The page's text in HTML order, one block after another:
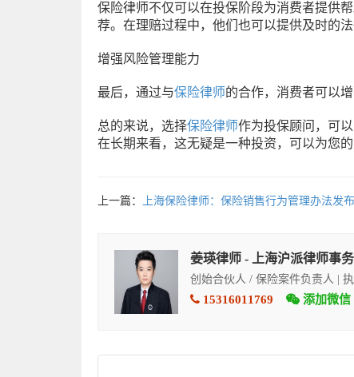
保险律师不仅可以在投保阶段为消费者提供
荐。在理赔过程中，他们也可以提供及时的法
增强风险管理能力
最后，通过与保险律师的合作，消费者可以
总的来说，选择保险律师作为投保顾问，可
在长期来看，这无疑是一种投资，可以为您
上一篇： 上海保险律师：保险销售行为管理办法发布
姜瑛律师 - 上海沪派律师事
创始合伙人 / 保险案件负责人 |
15316011769 添加微信